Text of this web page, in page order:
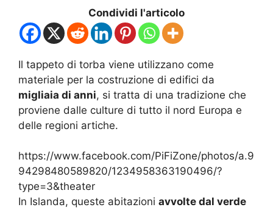
Condividi l'articolo
Il tappeto di torba viene utilizzano come
materiale per la costruzione di edifici da
migliaia di anni, si tratta di una tradizione che
proviene dalle culture di tutto il nord Europa e
delle regioni artiche.
https://www.facebook.com/PiFiZone/photos/a.9
94298480589820/1234958363190496/?
type=3&theater
In Islanda, queste abitazioni avvolte dal verde